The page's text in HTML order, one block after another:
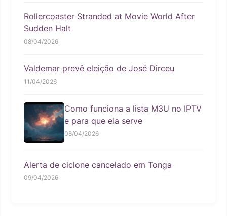
Rollercoaster Stranded at Movie World After
Sudden Halt
08/04/2026
Valdemar prevê eleição de José Dirceu
11/04/2026
Como funciona a lista M3U no IPTV
e para que ela serve
08/04/2026
Alerta de ciclone cancelado em Tonga
09/04/2026